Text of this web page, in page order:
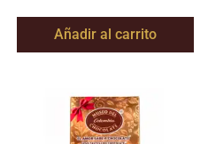
Añadir al carrito